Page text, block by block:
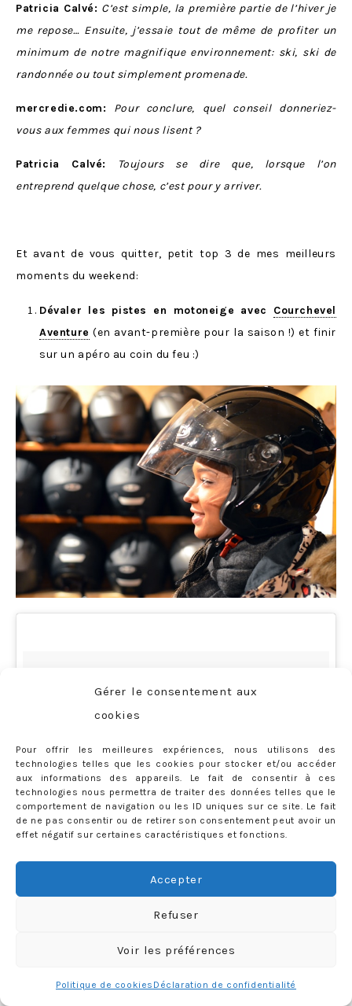
Gérer le consentement aux
cookies
Pour offrir les meilleures expériences, nous utilisons des
technologies telles que les cookies pour stocker et/ou accéder
aux informations des appareils. Le fait de consentir à ces
technologies nous permettra de traiter des données telles que le
comportement de navigation ou les ID uniques sur ce site. Le fait
de ne pas consentir ou de retirer son consentement peut avoir un
effet négatif sur certaines caractéristiques et fonctions.
Accepter
Refuser
Voir les préférences
Politique de cookies Déclaration de confidentialité
Patricia Calvé: C’est simple, la première partie de l’hiver je
me repose… Ensuite, j’essaie tout de même de profiter un
minimum de notre magnifique environnement: ski, ski de
randonnée ou tout simplement promenade.
mercredie.com:
Pour conclure, quel conseil donneriez-
vous aux femmes qui nous lisent ?
Patricia Calvé:
Toujours se dire que, lorsque l’on
entreprend quelque chose, c’est pour y arriver.
Et avant de vous quitter, petit top 3 de mes meilleurs
moments du weekend:
Dévaler les pistes en motoneige avec Courchevel
Aventure (en avant-première pour la saison !) et finir
sur un apéro au coin du feu :)
année ? Merci @courchevelaventure et @hotelstrato